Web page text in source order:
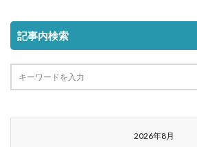
記事内検索
2026年8月